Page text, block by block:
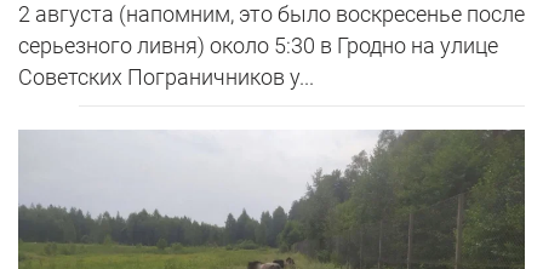
2 августа (напомним, это было воскресенье после
серьезного ливня) около 5:30 в Гродно на улице
Советских Пограничников у...